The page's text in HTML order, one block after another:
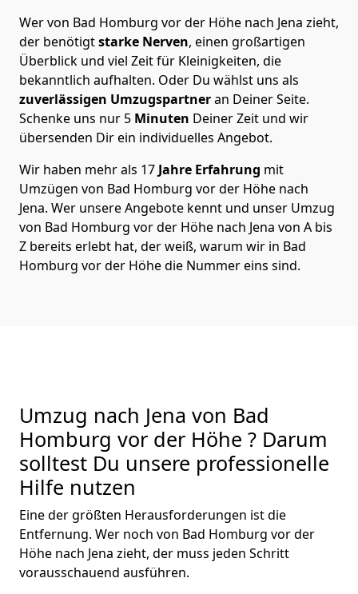
Wer von Bad Homburg vor der Höhe nach Jena zieht,
der benötigtstarke Nerven, einen großartigen
Überblick und viel Zeit für Kleinigkeiten, die
bekanntlich aufhalten. Oder Du wählst uns als
zuverlässigen Umzugspartneran Deiner Seite.
Schenke uns nur 5 Minuten Deiner Zeit und wir
übersenden Dir ein individuelles Angebot.
Wir haben mehr als 17 Jahre Erfahrung mit
Umzügen von Bad Homburg vor der Höhe nach
Jena. Wer unsere Angebote kennt und unser Umzug
von Bad Homburg vor der Höhe nach Jena von A bis
Z bereits erlebt hat, der weiß, warum wir in Bad
Homburg vor der Höhe die Nummer eins sind.
Umzug nach Jena von Bad
Homburg vor der Höhe ? Darum
solltest Du unsere professionelle
Hilfe nutzen
Eine der größten Herausforderungen ist die
Entfernung. Wer noch von Bad Homburg vor der
Höhe nach Jena zieht, der muss jeden Schritt
vorausschauend ausführen.